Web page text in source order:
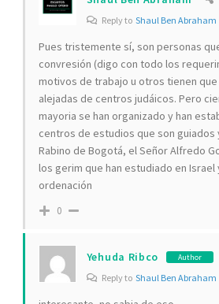
Reply to Shaul Ben Abraham
Pues tristemente sí, son personas
convresión (digo con todo los
motivos de trabajo u otros tienen
alejadas de centros judáicos. Pero
mayoria se han organizado y han
centros de estudios que son guiados
Rabino de Bogotá, el Señor Alfredo
los gerim que han estudiado en Israel
ordenación
0
Yehuda Ribco Author
Reply to Shaul Ben Abraham